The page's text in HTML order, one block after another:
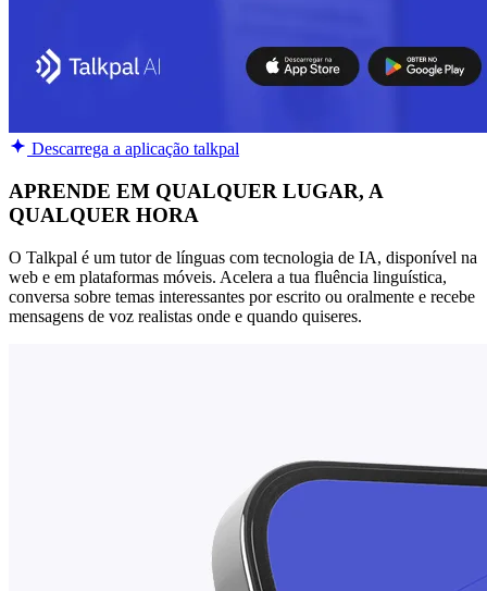
Descarrega a aplicação talkpal
APRENDE EM QUALQUER LUGAR, A
QUALQUER HORA
O Talkpal é um tutor de línguas com tecnologia de IA, disponível na
web e em plataformas móveis. Acelera a tua fluência linguística,
conversa sobre temas interessantes por escrito ou oralmente e recebe
mensagens de voz realistas onde e quando quiseres.